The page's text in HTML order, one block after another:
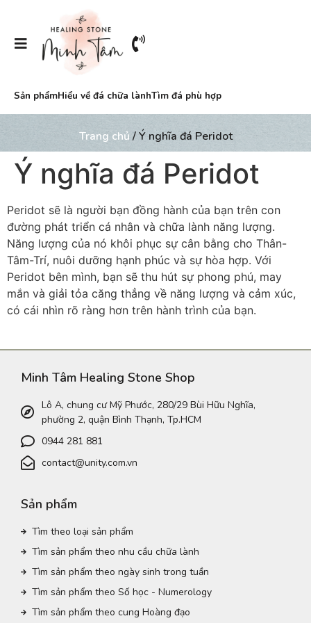
Sản phẩmHiểu về đá chữa lànhTìm đá phù hợp
Trang chủ / Ý nghĩa đá Peridot
Ý nghĩa đá Peridot
Peridot sẽ là người bạn đồng hành của bạn trên con
đường phát triển cá nhân và chữa lành năng lượng.
Năng lượng của nó khôi phục sự cân bằng cho Thân-
Tâm-Trí, nuôi dưỡng hạnh phúc và sự hòa hợp. Với
Peridot bên mình, bạn sẽ thu hút sự phong phú, may
mắn và giải tỏa căng thẳng về năng lượng và cảm xúc,
có cái nhìn rõ ràng hơn trên hành trình của bạn.
Minh Tâm Healing Stone Shop
Lô A, chung cư Mỹ Phước, 280/29 Bùi Hữu Nghĩa,
phường 2, quận Bình Thạnh, Tp.HCM
0944 281 881
contact@unity.com.vn
Sản phẩm
Tìm theo loại sản phẩm
Tìm sản phẩm theo nhu cầu chữa lành
Tìm sản phẩm theo ngày sinh trong tuần
Tìm sản phẩm theo Số học - Numerology
Tìm sản phẩm theo cung Hoàng đạo